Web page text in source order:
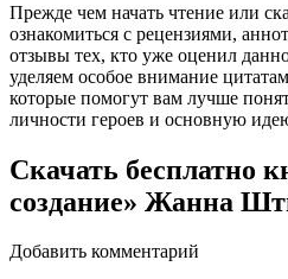
Прежде чем начать чтение или
ознакомиться с рецензиями,
отзывы тех, кто уже оценил
уделяем особое внимание
которые помогут вам лучше
личности героев и основную
Скачать бесплатно
создание» Жанна
Добавить комментарий